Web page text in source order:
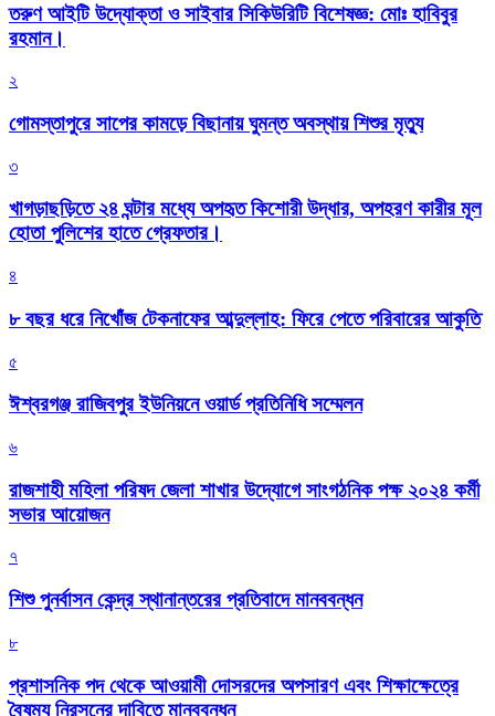
তরুণ আইটি উদ্যোক্তা ও সাইবার সিকিউরিটি বিশেষজ্ঞ: মোঃ হাবিবুর
রহমান।
২
গোমস্তাপুরে সাপের কামড়ে বিছানায় ঘুমন্ত অবস্থায় শিশুর মৃত্যু
৩
খাগড়াছড়িতে ২৪ ঘন্টার মধ্যে অপহৃত কিশোরী উদ্ধার, অপহরণ কারীর মূল
হোতা পুলিশের হাতে গ্রেফতার।
৪
৮ বছর ধরে নিখোঁজ টেকনাফের আব্দুল্লাহ: ফিরে পেতে পরিবারের আকুতি
৫
ঈশ্বরগঞ্জ রাজিবপুর ইউনিয়নে ওয়ার্ড প্রতিনিধি সম্মেলন
৬
রাজশাহী মহিলা পরিষদ জেলা শাখার উদ্যোগে সাংগঠনিক পক্ষ ২০২৪ কর্মী
সভার আয়োজন
৭
শিশু পুনর্বাসন কেন্দ্র স্থানান্তরের প্রতিবাদে মানববন্ধন
৮
প্রশাসনিক পদ থেকে আওয়ামী দোসরদের অপসারণ এবং শিক্ষাক্ষেত্রে
বৈষম্য নিরসনের দাবিতে মানববন্ধন